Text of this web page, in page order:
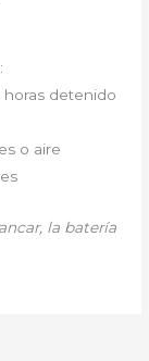
horas detenido
o aire
la batería